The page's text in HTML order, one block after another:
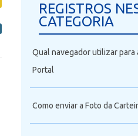
REGISTROS
CATEGORIA
Qual navegador utilizar para
Portal
Como enviar a Foto da